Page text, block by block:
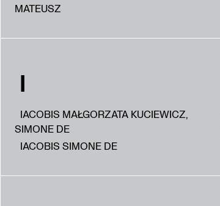
MATEUSZ
I
IACOBIS MAŁGORZATA KUCIEWICZ,
SIMONE DE
IACOBIS SIMONE DE